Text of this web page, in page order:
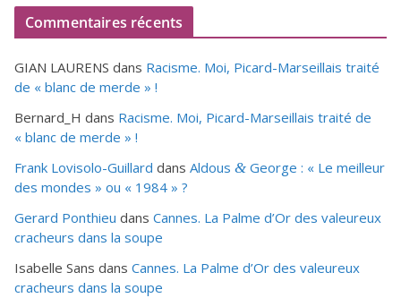
Commentaires récents
GIAN LAURENS dans Racisme. Moi, Picard-Marseillais traité
de « blanc de merde » !
Bernard_H dans Racisme. Moi, Picard-Marseillais traité de
« blanc de merde » !
Frank Lovisolo-Guillard dans Aldous & George : « Le meilleur
des mondes » ou « 1984 » ?
Gerard Ponthieu dans Cannes. La Palme d’Or des valeureux
cracheurs dans la soupe
Isabelle Sans dans Cannes. La Palme d’Or des valeureux
cracheurs dans la soupe